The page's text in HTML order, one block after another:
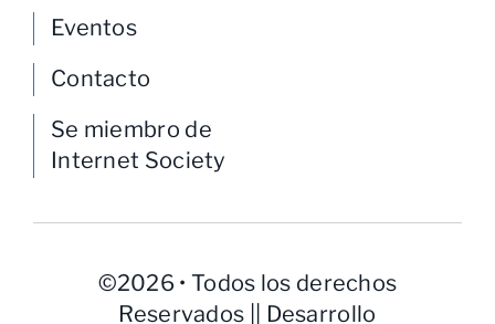
Eventos
Contacto
Se miembro de
Internet Society
©2026 • Todos los derechos
Reservados || Desarrollo